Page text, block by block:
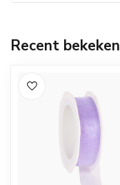
Recent bekeken